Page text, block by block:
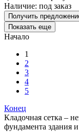
Наличие: под заказ
Получить
Показать еще
Начало
1
2
3
4
5
Конец
Кладочная сетка –
фундамента здания